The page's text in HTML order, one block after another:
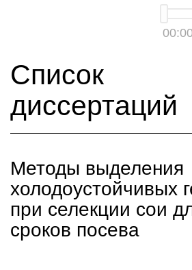
Список
диссертаций
Методы выделения
холодоустойчивых
при селекции сои
сроков посева